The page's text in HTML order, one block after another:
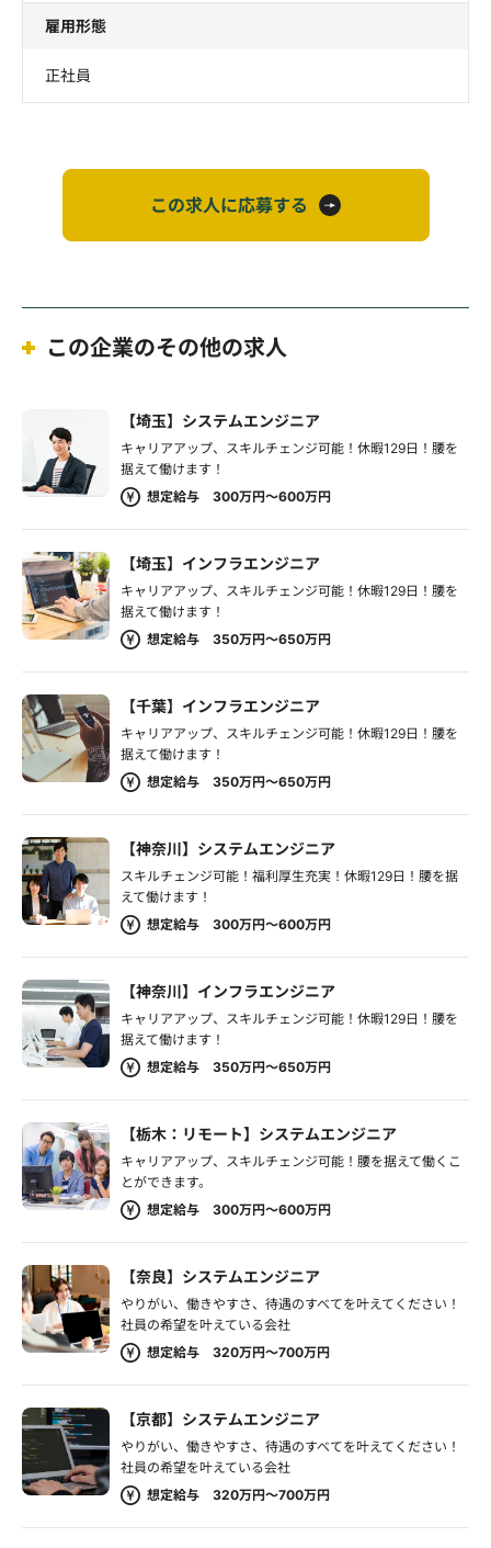
雇用形態
正社員
この求人に応募する
この企業のその他の求人
【埼玉】システムエンジニア
キャリアアップ、スキルチェンジ可能！休暇129日！腰を
据えて働けます！
想定給与 300万円～600万円
【埼玉】インフラエンジニア
キャリアアップ、スキルチェンジ可能！休暇129日！腰を
据えて働けます！
想定給与 350万円～650万円
【千葉】インフラエンジニア
キャリアアップ、スキルチェンジ可能！休暇129日！腰を
据えて働けます！
想定給与 350万円～650万円
【神奈川】システムエンジニア
スキルチェンジ可能！福利厚生充実！休暇129日！腰を据
えて働けます！
想定給与 300万円～600万円
【神奈川】インフラエンジニア
キャリアアップ、スキルチェンジ可能！休暇129日！腰を
据えて働けます！
想定給与 350万円～650万円
【栃木：リモート】システムエンジニア
キャリアアップ、スキルチェンジ可能！腰を据えて働くこ
とができます。
想定給与 300万円～600万円
【奈良】システムエンジニア
やりがい、働きやすさ、待遇のすべてを叶えてください！
社員の希望を叶えている会社
想定給与 320万円～700万円
【京都】システムエンジニア
やりがい、働きやすさ、待遇のすべてを叶えてください！
社員の希望を叶えている会社
想定給与 320万円～700万円